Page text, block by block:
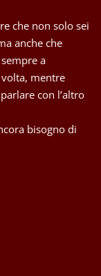
che non solo sei
anche che
a
mentre
con l’altro
bisogno di